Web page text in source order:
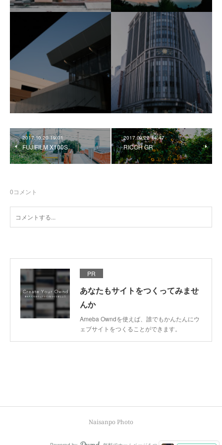
2017.10.20 19:01
FUJIFILM X100S
2017.09.22 14:47
RICOH GR
0コメント
PR
あなたもサイトをつくってみませ
んか
Ameba Owndを使えば、誰でもかんたんにウ
ェブサイトをつくることができます。
Naisanpo Photo